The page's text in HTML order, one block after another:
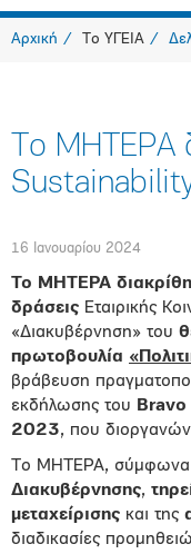
Αρχική Το ΥΓΕΙΑ
Το ΜΗΤΕΡΑ
16 Ιανουαρίου 2024
Το ΜΗΤΕΡΑ
δράσεις Εταιρικής
«Διακυβέρνηση» του
πρωτοβουλία
βράβευση
εκδήλωσης του Bravo
2023, που
Το ΜΗΤΕΡΑ, σύμφωνα
Διακυβέρνησης,
μεταχείρισης και της
διαδικασίες